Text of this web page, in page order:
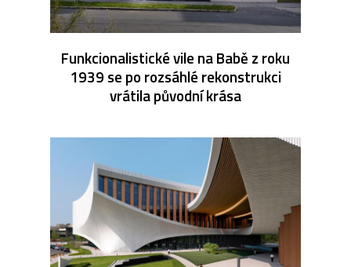
Funkcionalistické vile na Babě z roku
1939 se po rozsáhlé rekonstrukci
vrátila původní krása